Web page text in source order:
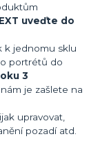
uveďte do
k jednomu sklu
portrétů do
3
je zašlete na
upravovat,
pozadí atd.